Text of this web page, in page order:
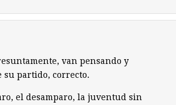
van pensando y
su partido, correcto.
el desamparo, la juventud sin